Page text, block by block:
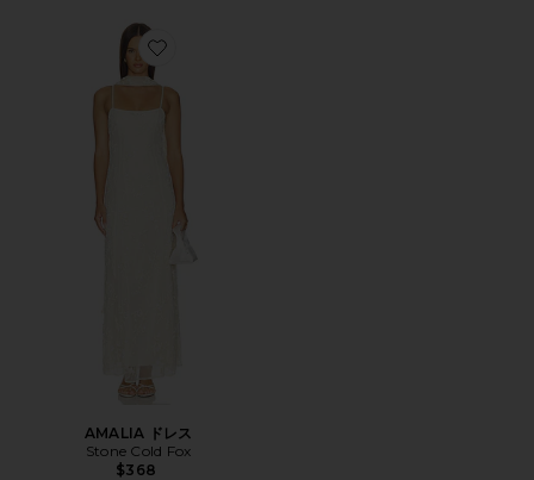
Favorite AMALIA ドレス
AMALIA ドレス
Stone Cold Fox
$368